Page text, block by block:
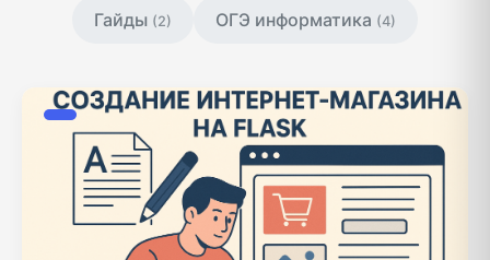
Гайды (2) ОГЭ информатика (4)